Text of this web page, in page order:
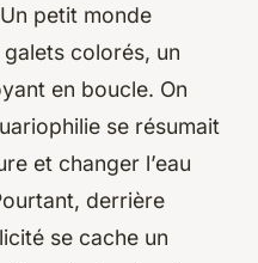
petit monde
colorés, un
en boucle. On
se résumait
et changer l’eau
derrière
se cache un